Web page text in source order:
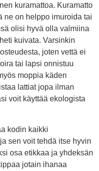
kuramattoa. Kuramatto
ne on helppo imuroida tai
olisi hyvä olla valmiina
kuivata. Varsinkin
joten vettä ei
tai lapsi onnistuu
moppia käden
lattiat jopa ilman
voit käyttää ekologista
kodin kaikki
sen voit tehdä itse hyvin
osa etikkaa ja yhdeksän
jotain ihanaa